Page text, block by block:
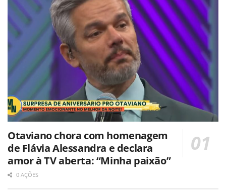
Otaviano chora com homenagem
de Flávia Alessandra e declara
amor à TV aberta: “Minha paixão”
0 AÇÕES